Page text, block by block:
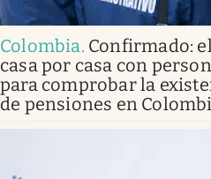
Colombia. Confirmado:
casa por casa con
para comprobar la
de pensiones en